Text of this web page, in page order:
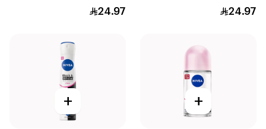
الحساسة للنساء 50مل
24.97
24.97
+
+